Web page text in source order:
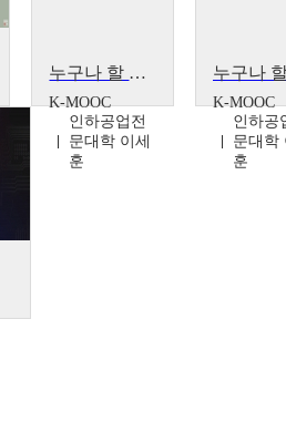
누구나 할 수 있는 데이터 분석과 인공지능[Data Analysis and Artificial Intelligence for Everyone]
K-MOOC
인하공업전
문대학 이세
훈
K-MOOC
인하공
문대학
훈